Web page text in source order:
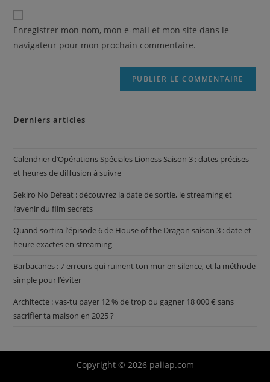
Enregistrer mon nom, mon e-mail et mon site dans le
navigateur pour mon prochain commentaire.
Derniers articles
Calendrier d’Opérations Spéciales Lioness Saison 3 : dates précises
et heures de diffusion à suivre
Sekiro No Defeat : découvrez la date de sortie, le streaming et
l’avenir du film secrets
Quand sortira l’épisode 6 de House of the Dragon saison 3 : date et
heure exactes en streaming
Barbacanes : 7 erreurs qui ruinent ton mur en silence, et la méthode
simple pour l’éviter
Architecte : vas-tu payer 12 % de trop ou gagner 18 000 € sans
sacrifier ta maison en 2025 ?
Copyright © 2026 paiiap.com